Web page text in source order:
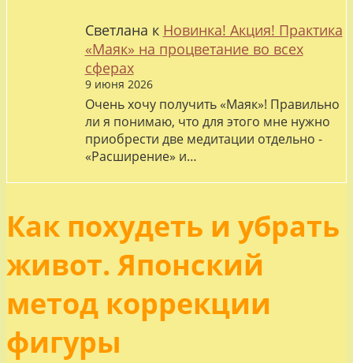
Светлана к Новинка! Акция! Практика
«Маяк» на процветание во всех
сферах
9 июня 2026
Очень хочу получить «Маяк»! Правильно
ли я понимаю, что для этого мне нужно
приобрести две медитации отдельно -
«Расширение» и…
Как похудеть и убрать
живот. Японский
метод коррекции
фигуры